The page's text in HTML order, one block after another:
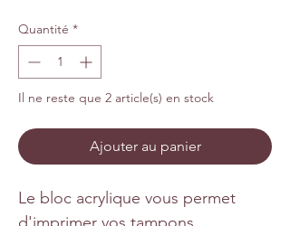
Quantité *
Il ne reste que 2 article(s) en stock
Ajouter au panier
Le bloc acrylique vous permet
d'imprimer vos tampons